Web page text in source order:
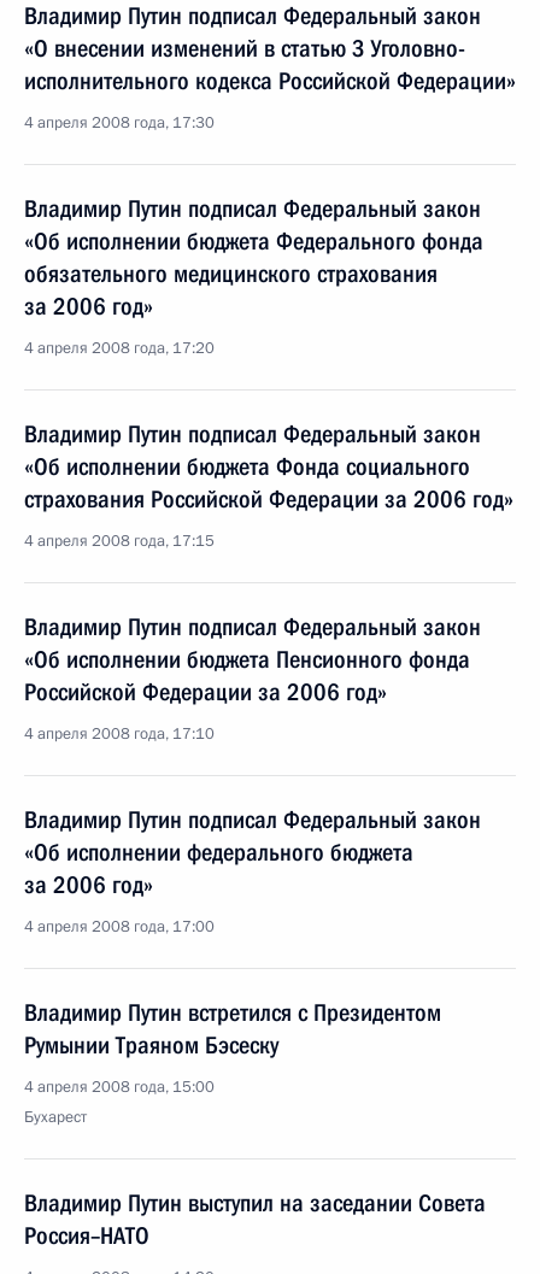
Владимир Путин подписал Федеральный закон
«О внесении изменений в статью 3 Уголовно-
исполнительного кодекса Российской Федерации»
4 апреля 2008 года, 17:30
Владимир Путин подписал Федеральный закон
«Об исполнении бюджета Федерального фонда
обязательного медицинского страхования
за 2006 год»
4 апреля 2008 года, 17:20
Владимир Путин подписал Федеральный закон
«Об исполнении бюджета Фонда социального
страхования Российской Федерации за 2006 год»
4 апреля 2008 года, 17:15
Владимир Путин подписал Федеральный закон
«Об исполнении бюджета Пенсионного фонда
Российской Федерации за 2006 год»
4 апреля 2008 года, 17:10
Владимир Путин подписал Федеральный закон
«Об исполнении федерального бюджета
за 2006 год»
4 апреля 2008 года, 17:00
Владимир Путин встретился с Президентом
Румынии Траяном Бэсеску
4 апреля 2008 года, 15:00
Бухарест
Владимир Путин выступил на заседании Совета
Россия–НАТО